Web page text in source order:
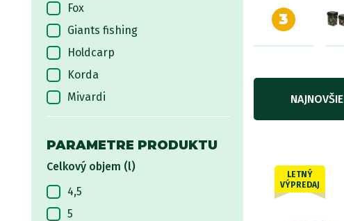
Fox
Giants fishing
Holdcarp
Korda
Mivardi
NASH
Ostatní
Rapala
Sensas
Spomb
PARAMETRE PRODUKTU
Celkový objem (l)
4,5
5
3
NAJNOVŠIE
LETNÝ
VÝPREDAJ